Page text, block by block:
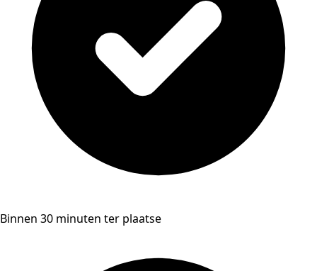
Binnen 30 minuten ter plaatse